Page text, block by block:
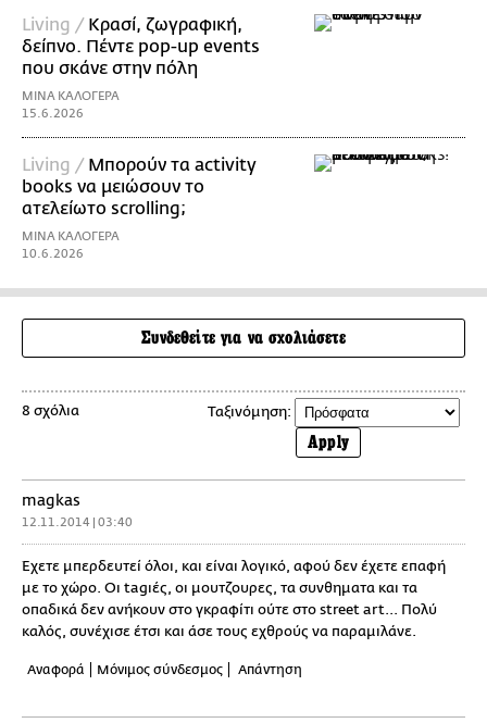
Living / Κρασί, ζωγραφική,
δείπνο. Πέντε pop-up events
που σκάνε στην πόλη
ΜΙΝΑ ΚΑΛΟΓΕΡΑ
15.6.2026
Living / Μπορούν τα activity
books να μειώσουν το
ατελείωτο scrolling;
ΜΙΝΑ ΚΑΛΟΓΕΡΑ
10.6.2026
Συνδεθείτε για να σχολιάσετε
8 σχόλια Ταξινόμηση:
Apply
magkas
12.11.2014 | 03:40
Έχετε μπερδευτεί όλοι, και είναι λογικό, αφού δεν έχετε επαφή
με το χώρο. Οι tagιές, οι μουτζουρες, τα συνθηματα και τα
οπαδικά δεν ανήκουν στο γκραφίτι ούτε στο street art... Πολύ
καλός, συνέχισε έτσι και άσε τους εχθρούς να παραμιλάνε.
Αναφορά Μόνιμος σύνδεσμος Απάντηση